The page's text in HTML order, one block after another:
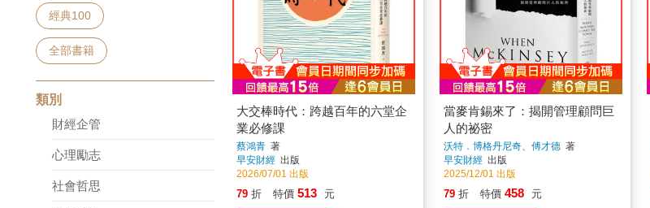
經典100
全部書籍
類別
財經企管
心理勵志
社會哲思
大交棒時代：跨越百年的六堂企
業必修課
蔡鴻青 著
早安財經 出版
2026/07/01 出版
79 折 特價 513 元
當麥肯錫來了：揭開管理顧問巨
人的祕密
沃特．博格丹尼奇、傅才德著
早安財經 出版
2025/12/01 出版
79 折 特價 458 元